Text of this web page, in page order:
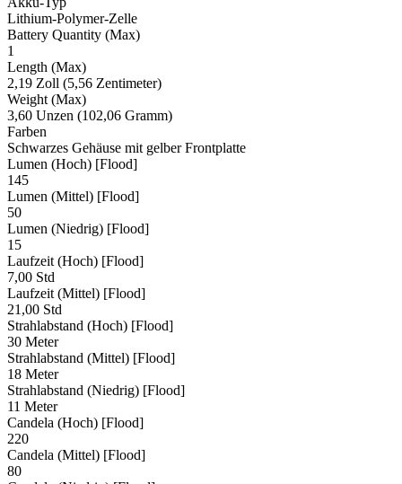
Lithium-Polymer-Zelle
Battery Quantity (Max)
1
Length (Max)
2,19 Zoll (5,56 Zentimeter)
Weight (Max)
3,60 Unzen (102,06 Gramm)
Farben
Schwarzes Gehäuse mit gelber Frontplatte
Lumen (Hoch) [Flood]
145
Lumen (Mittel) [Flood]
50
Lumen (Niedrig) [Flood]
15
Laufzeit (Hoch) [Flood]
7,00 Std
Laufzeit (Mittel) [Flood]
21,00 Std
Strahlabstand (Hoch) [Flood]
30 Meter
Strahlabstand (Mittel) [Flood]
18 Meter
Strahlabstand (Niedrig) [Flood]
11 Meter
Candela (Hoch) [Flood]
220
Candela (Mittel) [Flood]
80